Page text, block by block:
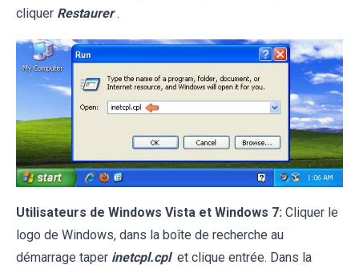
cliquer Restaurer .
Utilisateurs de Windows Vista et Windows 7: Cliquer le
logo de Windows, dans la boîte de recherche au
démarrage taper inetcpl.cpl et clique entrée. Dans la